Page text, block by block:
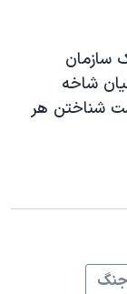
سازمان
شاخه
شناختن هر
جنگ